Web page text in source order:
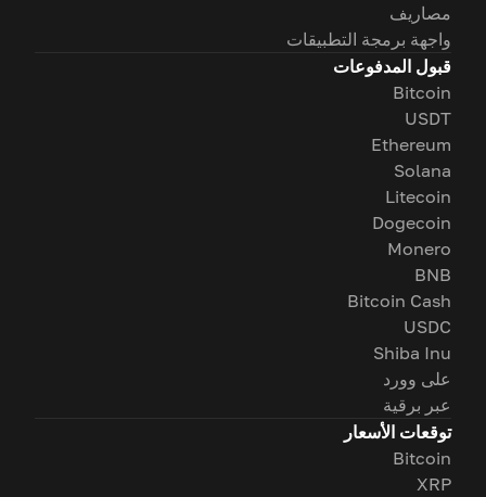
مصاريف
واجهة برمجة التطبيقات
قبول المدفوعات
Bitcoin
USDT
Ethereum
Solana
Litecoin
Dogecoin
Monero
BNB
Bitcoin Cash
USDC
Shiba Inu
على وورد
عبر برقية
توقعات الأسعار
Bitcoin
XRP